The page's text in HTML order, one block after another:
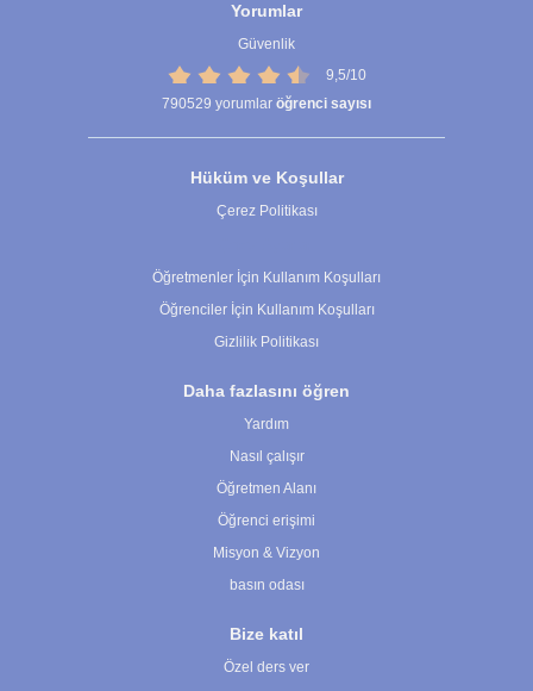
Yorumlar
Güvenlik
9,5/10
790529 yorumlar öğrenci sayısı
Hüküm ve Koşullar
Çerez Politikası
Öğretmenler İçin Kullanım Koşulları
Öğrenciler İçin Kullanım Koşulları
Gizlilik Politikası
Daha fazlasını öğren
Yardım
Nasıl çalışır
Öğretmen Alanı
Öğrenci erişimi
Misyon & Vizyon
basın odası
Bize katıl
Özel ders ver